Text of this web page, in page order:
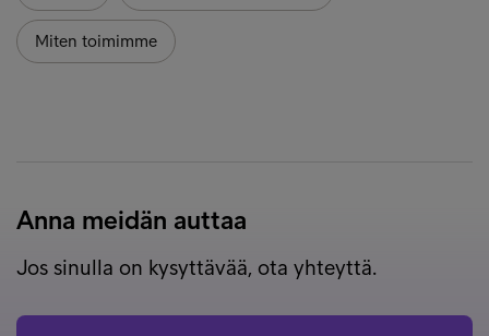
Miten toimimme
Anna meidän auttaa
Jos sinulla on kysyttävää, ota yhteyttä.